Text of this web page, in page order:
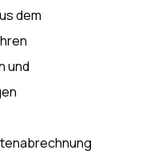
dem
und